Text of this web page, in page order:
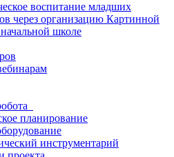
воспитание младших
через организацию Картинной
школе
планирование
инструментарий